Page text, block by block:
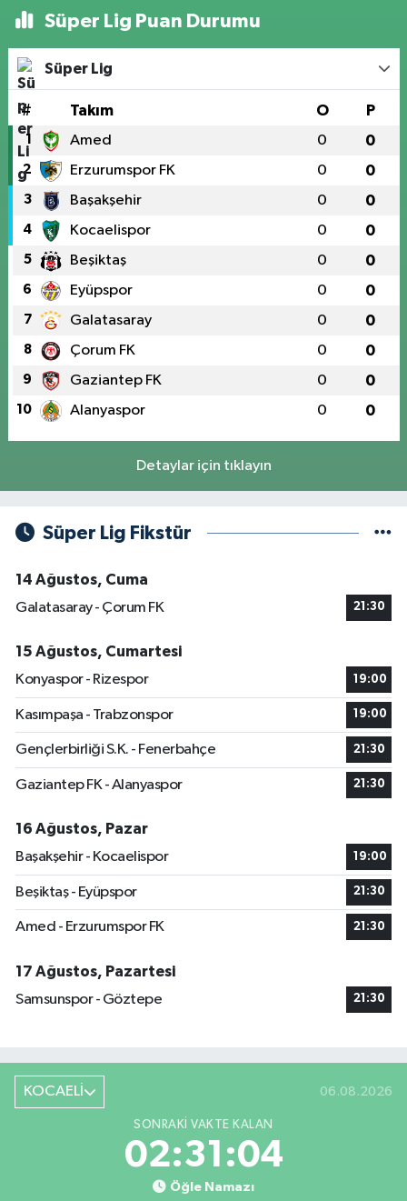
Süper Lig Puan Durumu
Süper Lig
# Takım O P
1 Amed 0 0
2 Erzurumspor FK 0 0
3 Başakşehir 0 0
4 Kocaelispor 0 0
5 Beşiktaş 0 0
6 Eyüpspor 0 0
7 Galatasaray 0 0
8 Çorum FK 0 0
9 Gaziantep FK 0 0
10 Alanyaspor 0 0
Detaylar için tıklayın
Süper Lig Fikstür
14 Ağustos, Cuma
Galatasaray - Çorum FK
21:30
15 Ağustos, Cumartesi
Konyaspor - Rizespor
19:00
Kasımpaşa - Trabzonspor 19:00
Gençlerbirliği S.K. - Fenerbahçe 21:30
Gaziantep FK - Alanyaspor 21:30
16 Ağustos, Pazar
Başakşehir - Kocaelispor
19:00
Beşiktaş - Eyüpspor 21:30
Amed - Erzurumspor FK 21:30
17 Ağustos, Pazartesi
Samsunspor - Göztepe
21:30
KOCAELİ 06.08.2026
SONRAKI VAKTE KALAN
02:31:04
Öğle Namazı